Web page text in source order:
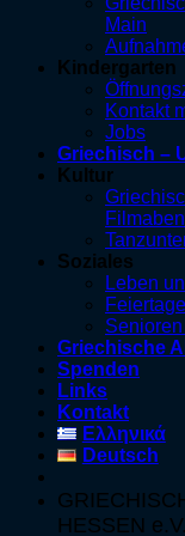
Main
Kindergarten
Kontakt
Jobs
Griechisch –
Kultur
Soziales
Leben
Griechische
Spenden
Links
Kontakt
Ελληνικά
Deutsch
HESSEN e.V.